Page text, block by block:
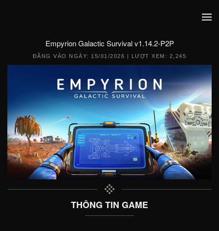
Empyrion Galactic Survival v1.14.2-P2P
ĐĂNG VÀO NGÀY: 15/01/2026 | LƯỢT XEM: 2,245
THÔNG TIN GAME